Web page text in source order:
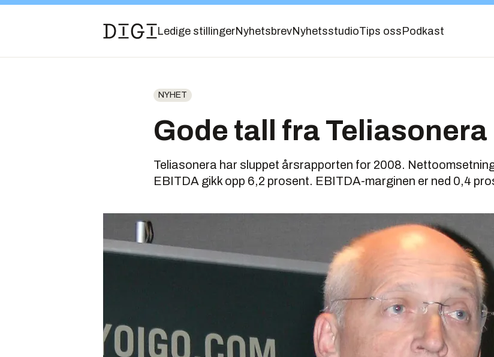
Ledige stillingerNyhetsbrevNyhetsstudioTips oss Podkast
NYHET
Gode tall fra Teliasonera
Teliasonera har sluppet årsrapporten for 2008.
EBITDA gikk opp 6,2 prosent. EBITDA-marginen er ned 0,4